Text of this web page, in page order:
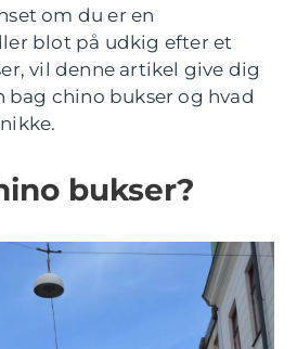
om du er en
blot på udkig efter et
vil denne artikel give dig
chino bukser og hvad
bukser?